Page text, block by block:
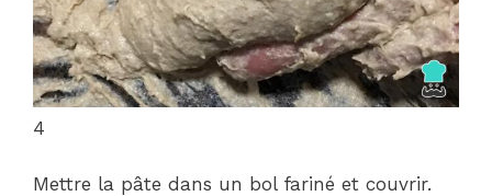
4
Mettre la pâte dans un bol fariné et couvrir.